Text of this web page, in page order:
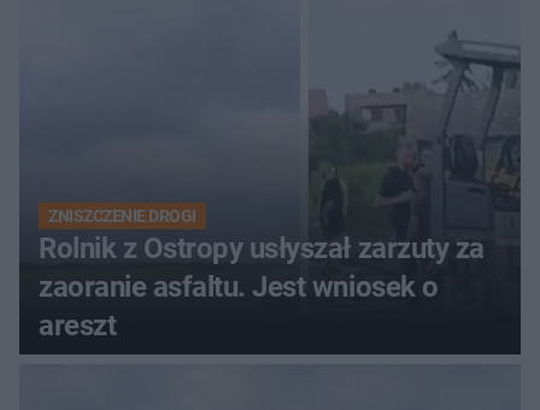
ZNISZCZENIE DROGI
Rolnik z Ostropy usłyszał zarzuty za
zaoranie asfaltu. Jest wniosek o
areszt